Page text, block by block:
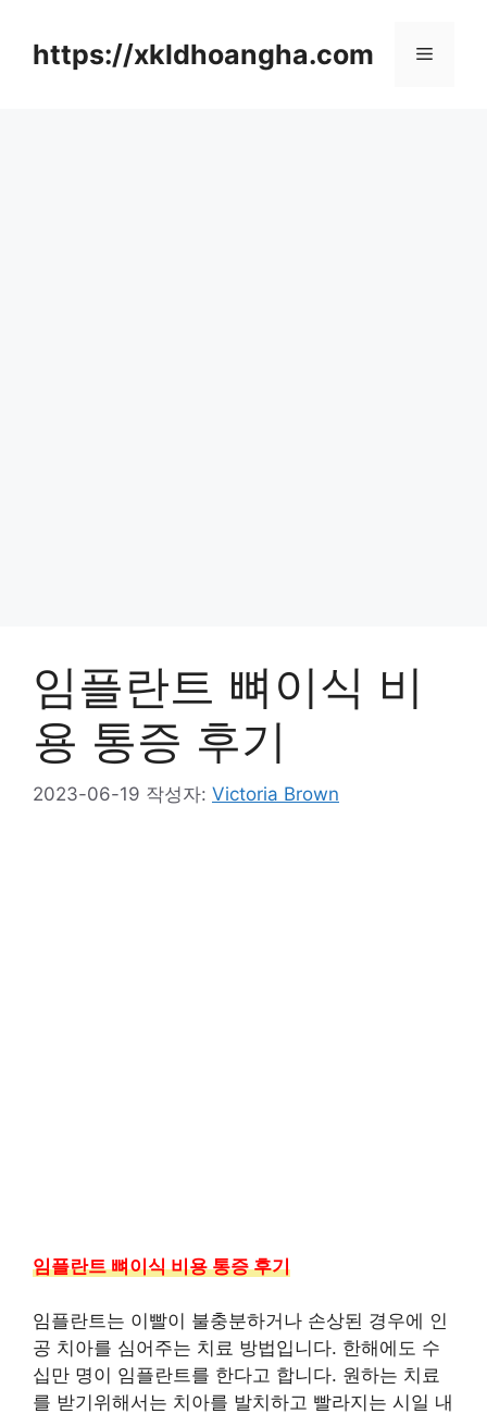
https://xkldhoangha.com 메
임플란트 뼈이식 비
용 통증 후기
2023-06-19 작성자: Victoria Brown
임플란트 뼈이식 비용 통증 후기
임플란트는 이빨이 불충분하거나 손상된 경우에 인
공 치아를 심어주는 치료 방법입니다. 한해에도 수
십만 명이 임플란트를 한다고 합니다. 원하는 치료
를 받기위해서는 치아를 발치하고 빨라지는 시일 내